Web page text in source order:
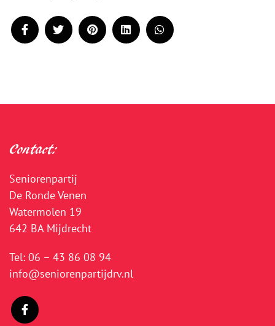
Contact:
Seniorenpartij
De Ronde Venen
Watermolen 19
642 BA Mijdrecht
Tel: 06 – 43 86 08 94
info@seniorenpartijdrv.nl